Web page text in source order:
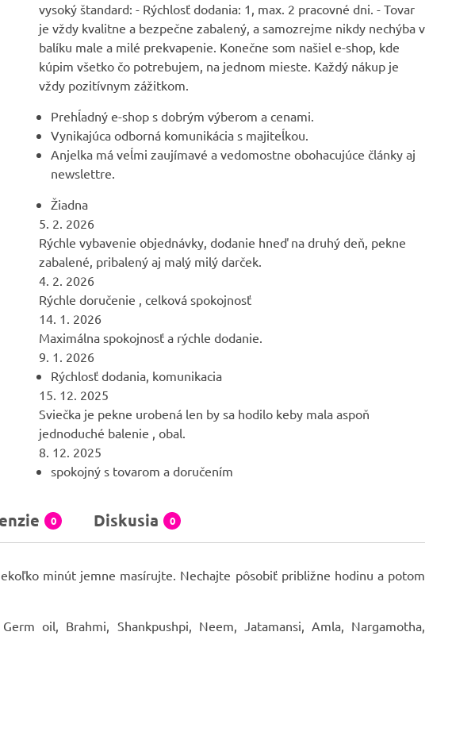
vysoký štandard: - Rýchlosť dodania: 1, max. 2 pracovné dni. - Tovar
je vždy kvalitne a bezpečne zabalený, a samozrejme nikdy nechýba v
balíku male a milé prekvapenie. Konečne som našiel e-shop, kde
kúpim všetko čo potrebujem, na jednom mieste. Každý nákup je
vždy pozitívnym zážitkom.
Prehĺadný e-shop s dobrým výberom a cenami.
Vynikajúca odborná komunikácia s majiteĺkou.
Anjelka má veĺmi zaujímavé a vedomostne obohacujúce články aj
newslettre.
Žiadna
5. 2. 2026
Rýchle vybavenie objednávky, dodanie hneď na druhý deň, pekne
zabalené, pribalený aj malý milý darček.
4. 2. 2026
Rýchle doručenie , celková spokojnosť
14. 1. 2026
Maximálna spokojnosť a rýchle dodanie.
9. 1. 2026
Rýchlosť dodania, komunikacia
15. 12. 2025
Sviečka je pekne urobená len by sa hodilo keby mala aspoň
jednoduché balenie , obal.
8. 12. 2025
spokojný s tovarom a doručením
0 Diskusia 0
minút jemne masírujte. Nechajte pôsobiť približne hodinu a potom
oil, Brahmi, Shankpushpi, Neem, Jatamansi, Amla, Nargamotha,